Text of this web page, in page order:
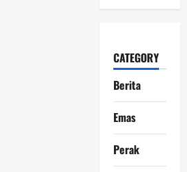
CATEGORY
Berita
Emas
Perak